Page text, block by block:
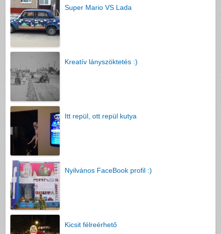
Super Mario VS Lada
Kreatív lányszöktetés :)
Itt repül, ott repül kutya
Nyilvános FaceBook profil :)
Kicsit félreérhető